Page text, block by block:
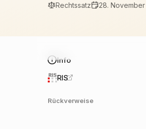
Rechtssatz 28. November
Info
RIS
Rückverweise